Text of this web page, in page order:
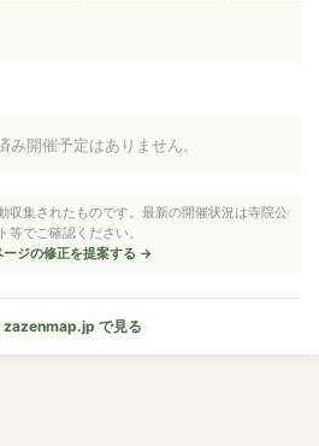
み開催予定はありません。
収集されたものです。最新の開催状況は寺院公
等でご確認ください。
ジの修正を提案する →
zazenmap.jp で見る